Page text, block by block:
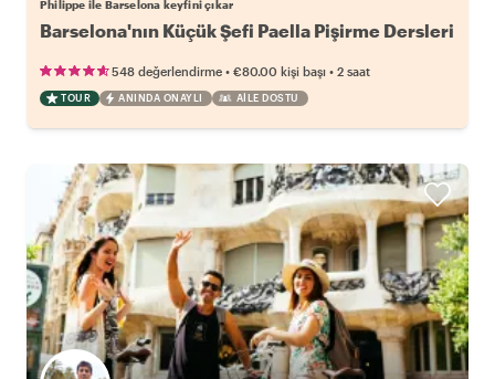
Philippe ile Barselona keyfini çıkar
Barselona'nın Küçük Şefi Paella Pişirme Dersleri
548 değerlendirme • €80.00 kişi başı • 2 saat
TOUR ANINDA ONAYLI AILE DOSTU